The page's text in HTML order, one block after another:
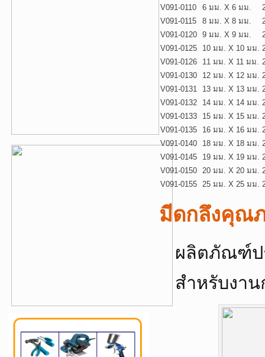
V091-0110
6 มม. X 6 มม.
V091-0115
8 มม. X 8 มม.
V091-0120 9 มม. X 9 มม.
V091-0125
10 มม. X 10 มม.
V091-0126
11 มม. X 11 มม.
V091-0130
12 มม. X 12 มม.
V091-0131
13 มม. X 13 มม.
V091-0132
14 มม. X 14 มม.
V091-0133
15 มม. X 15 มม.
V091-0135
16 มม. X 16 มม.
V091-0140
18 มม. X 18 มม.
V091-0145
19 มม. X 19 มม.
V091-0150 20 มม. X 20 มม.
V091-0155 25 มม. X 25 มม.
มีดกลึงคุณภ
ผลิตภัณฑ์ป
สำหรับงาน